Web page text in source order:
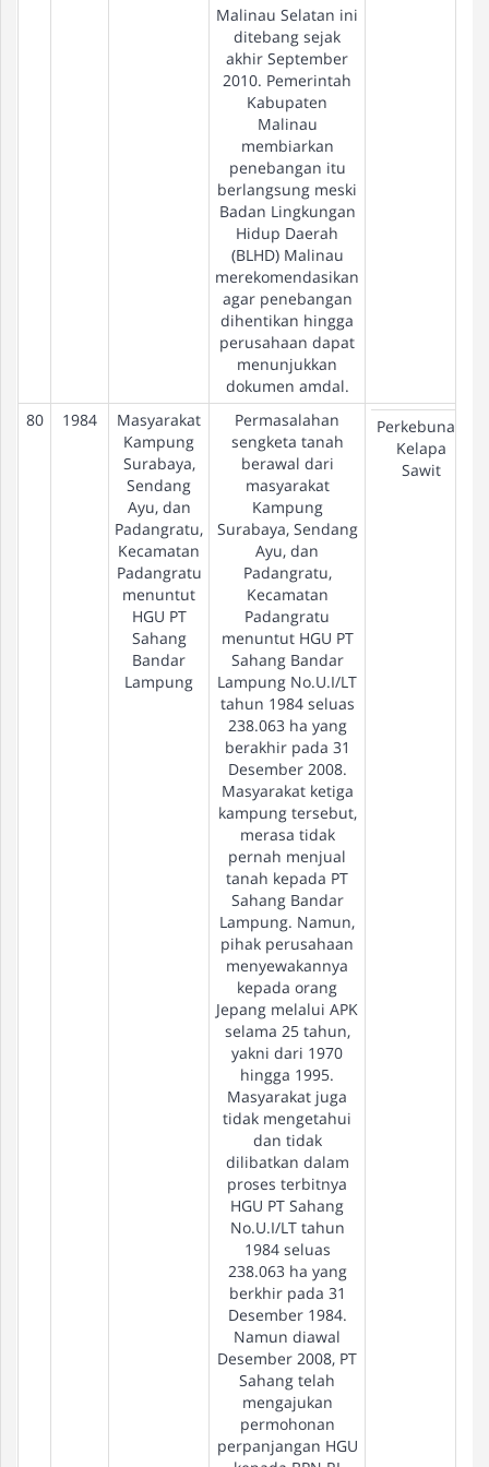
Malinau Selatan ini
ditebang sejak
akhir September
2010. Pemerintah
Kabupaten
Malinau
membiarkan
penebangan itu
berlangsung meski
Badan Lingkungan
Hidup Daerah
(BLHD) Malinau
merekomendasikan
agar penebangan
dihentikan hingga
perusahaan dapat
menunjukkan
dokumen amdal.
80 1984
Masyarakat
Kampung
Surabaya,
Sendang
Ayu, dan
Padangratu,
Kecamatan
Padangratu
menuntut
HGU PT
Sahang
Bandar
Lampung
Permasalahan
sengketa tanah
berawal dari
masyarakat
Kampung
Surabaya, Sendang
Ayu, dan
Padangratu,
Kecamatan
Padangratu
menuntut HGU PT
Sahang Bandar
Lampung No.U.I/LT
tahun 1984 seluas
238.063 ha yang
berakhir pada 31
Desember 2008.
Masyarakat ketiga
kampung tersebut,
merasa tidak
pernah menjual
tanah kepada PT
Sahang Bandar
Lampung. Namun,
pihak perusahaan
menyewakannya
kepada orang
Jepang melalui APK
selama 25 tahun,
yakni dari 1970
hingga 1995.
Masyarakat juga
tidak mengetahui
dan tidak
dilibatkan dalam
proses terbitnya
HGU PT Sahang
No.U.I/LT tahun
1984 seluas
238.063 ha yang
berkhir pada 31
Desember 1984.
Namun diawal
Desember 2008, PT
Sahang telah
mengajukan
permohonan
perpanjangan HGU
Perkebunan
Kelapa
Sawit